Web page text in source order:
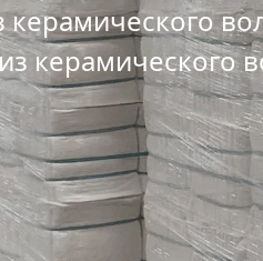
керамического
керамического